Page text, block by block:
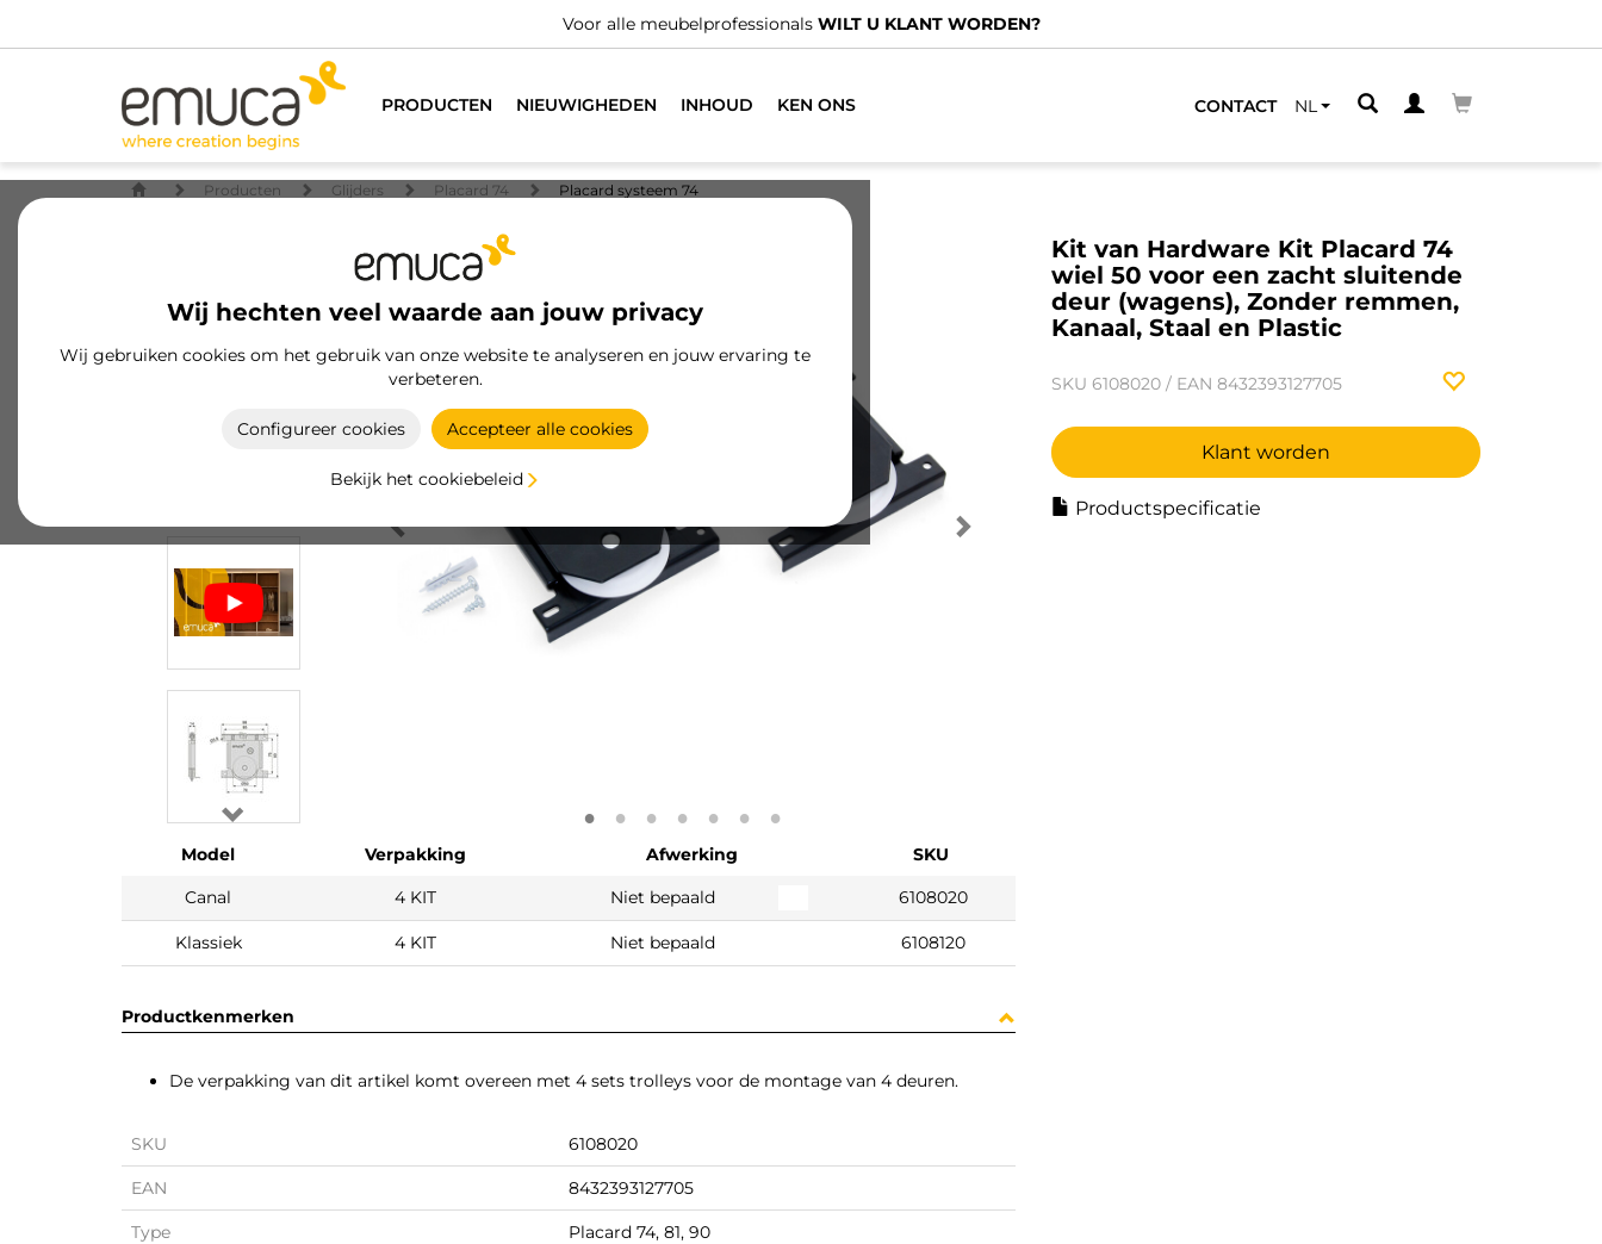
Voor alle meubelprofessionals WILT U KLANT WORDEN?
PRODUCTEN NIEUWIGHEDEN INHOUD KEN ONS CONTACT NL
Wij hechten veel waarde aan jouw privacy
Wij gebruiken cookies om het gebruik van onze website te analyseren en jouw ervaring te
verbeteren.
Configureer cookies Accepteer alle cookies
Bekijk het cookiebeleid
Producten Glijders Placard 74 Placard systeem 74
Kit van Hardware Kit Placard 74
wiel 50 voor een zacht sluitende
deur (wagens), Zonder remmen,
Kanaal, Staal en Plastic
SKU 6108020 / EAN 8432393127705
Klant worden
Productspecificatie
Model Verpakking Afwerking
SKU
Canal
4 KIT Niet bepaald 6108020
Klassiek 4 KIT Niet bepaald 6108120
Productkenmerken
De verpakking van dit artikel komt overeen met 4 sets trolleys voor de montage van 4 deuren.
SKU 6108020
EAN 8432393127705
Type Placard 74, 81, 90